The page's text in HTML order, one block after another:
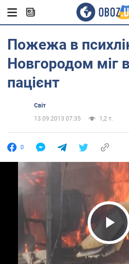
Пожежа в
Новгородом міг
пацієнт
Світ
13.09.2013 07:35
1,2 т.
0